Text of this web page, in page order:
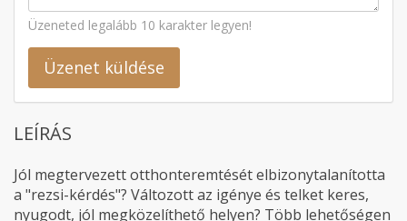
Üzeneted legalább 10 karakter legyen!
Üzenet küldése
LEÍRÁS
Jól megtervezett otthonteremtését elbizonytalanította
a "rezsi-kérdés"? Változott az igénye és telket keres,
nyugodt, jól megközelíthető helyen? Több lehetőségen